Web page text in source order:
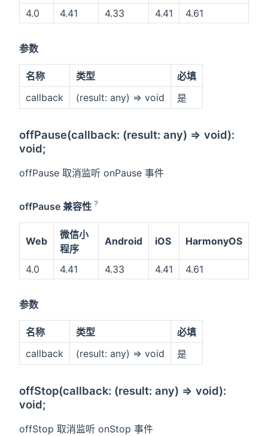
4.0 4.41 4.33 4.41 4.61
参数
名称 类型
必填
callback
(result: any) => void 是
offPause(callback: (result: any) => void):
void;
offPause 取消监听 onPause 事件
offPause 兼容性 ?
Web
微信小
程序
Android iOS HarmonyOS
4.0 4.41 4.33 4.41 4.61
参数
名称 类型
必填
callback
(result: any) => void 是
offStop(callback: (result: any) => void):
void;
offStop 取消监听 onStop 事件